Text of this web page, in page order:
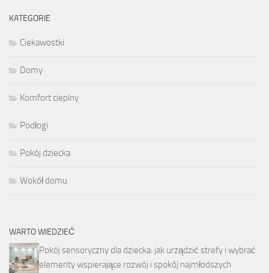
KATEGORIE
Ciekawostki
Domy
Komfort cieplny
Podłogi
Pokój dziecka
Wokół domu
WARTO WIEDZIEĆ
Pokój sensoryczny dla dziecka: jak urządzić strefy i wybrać
elementy wspierające rozwój i spokój najmłodszych